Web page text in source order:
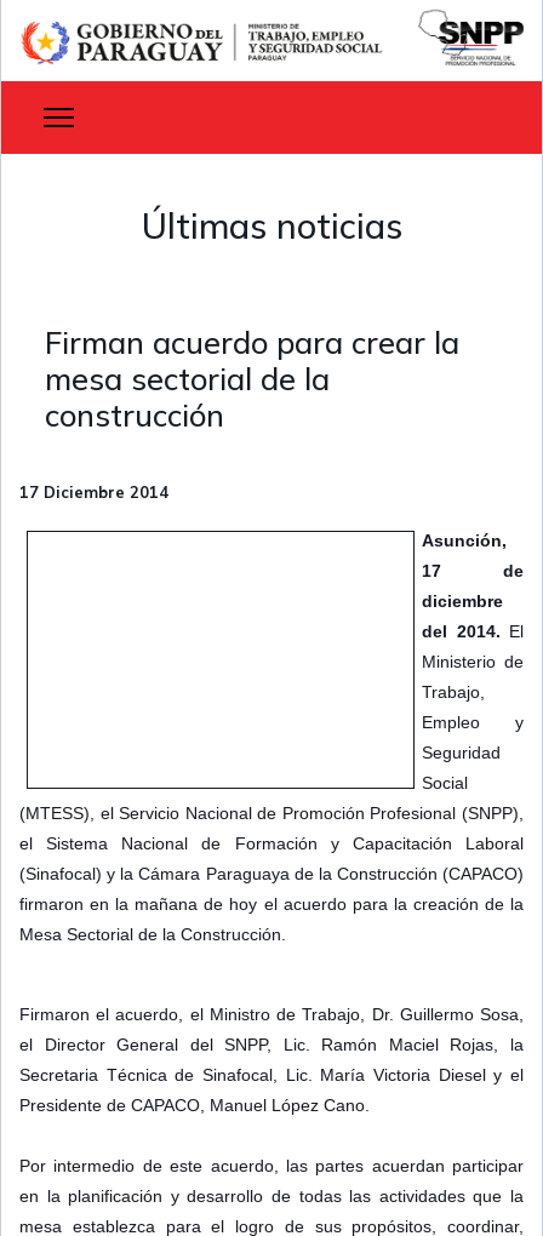
Últimas noticias
Firman acuerdo para crear la
mesa sectorial de la
construcción
17 Diciembre 2014
Asunción,
17 de
diciembre
del 2014. El
Ministerio de
Trabajo,
Empleo y
Seguridad
Social
(MTESS), el Servicio Nacional de Promoción Profesional (SNPP),
el Sistema Nacional de Formación y Capacitación Laboral
(Sinafocal) y la Cámara Paraguaya de la Construcción (CAPACO)
firmaron en la mañana de hoy el acuerdo para la creación de la
Mesa Sectorial de la Construcción.
Firmaron el acuerdo, el Ministro de Trabajo, Dr. Guillermo Sosa,
el Director General del SNPP, Lic. Ramón Maciel Rojas, la
Secretaria Técnica de Sinafocal, Lic. María Victoria Diesel y el
Presidente de CAPACO, Manuel López Cano.
Por intermedio de este acuerdo, las partes acuerdan participar
en la planificación y desarrollo de todas las actividades que la
mesa establezca para el logro de sus propósitos, coordinar,